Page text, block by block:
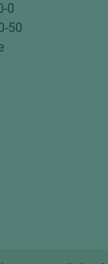
0
50